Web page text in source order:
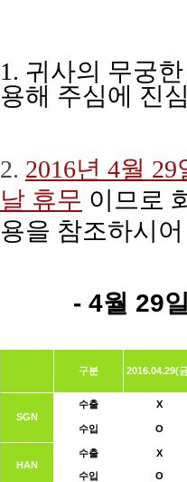
1. 귀사의 무궁
용해 주심에 진
2. 2016년 4월
날 휴무 이므로
용을 참조하시
- 4월 29
구분 2016.04.29(
SGN
수출 X
수입 O
HAN
수출 X
수입 O